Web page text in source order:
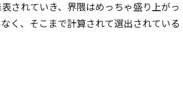
されていき、界隈はめっちゃ盛り上がっ
く、そこまで計算されて選出されている